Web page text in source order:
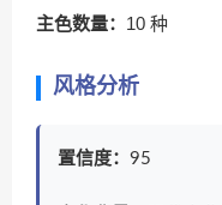
主色数量： 10 种
风格分析
置信度： 95